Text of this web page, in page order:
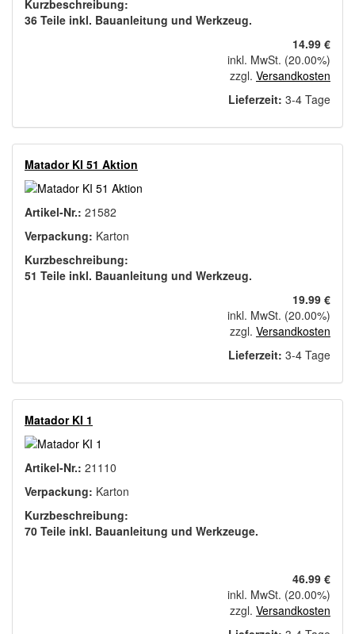
Kurzbeschreibung:
36 Teile inkl. Bauanleitung und Werkzeug.
14.99 €
inkl. MwSt. (20.00%)
zzgl. Versandkosten
Lieferzeit: 3-4 Tage
Matador KI 51 Aktion
Artikel-Nr.: 21582
Verpackung: Karton
Kurzbeschreibung:
51 Teile inkl. Bauanleitung und Werkzeug.
19.99 €
inkl. MwSt. (20.00%)
zzgl. Versandkosten
Lieferzeit: 3-4 Tage
Matador KI 1
Artikel-Nr.: 21110
Verpackung: Karton
Kurzbeschreibung:
70 Teile inkl. Bauanleitung und Werkzeuge.
46.99 €
inkl. MwSt. (20.00%)
zzgl. Versandkosten